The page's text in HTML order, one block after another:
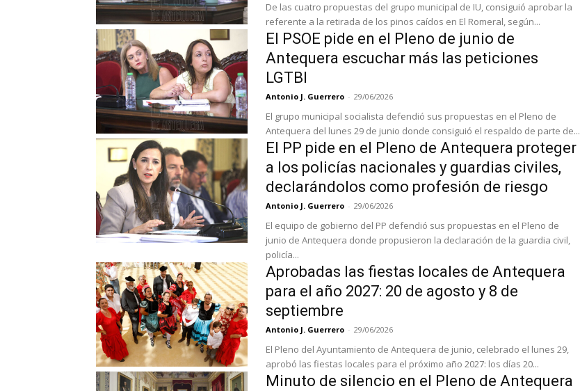
De las cuatro propuestas del grupo municipal de IU, consiguió aprobar la
referente a la retirada de los pinos caídos en El Romeral, según...
El PSOE pide en el Pleno de junio de
Antequera escuchar más las peticiones
LGTBI
Antonio J. Guerrero - 29/06/2026
El grupo municipal socialista defendió sus propuestas en el Pleno de
Antequera del lunes 29 de junio donde consiguió el respaldo de parte de...
El PP pide en el Pleno de Antequera proteger
a los policías nacionales y guardias civiles,
declarándolos como profesión de riesgo
Antonio J. Guerrero - 29/06/2026
El equipo de gobierno del PP defendió sus propuestas en el Pleno de
junio de Antequera donde propusieron la declaración de la guardia civil,
policía...
Aprobadas las fiestas locales de Antequera
para el año 2027: 20 de agosto y 8 de
septiembre
Antonio J. Guerrero - 29/06/2026
El Pleno del Ayuntamiento de Antequera de junio, celebrado el lunes 29,
aprobó las fiestas locales para el próximo año 2027: los días 20...
Minuto de silencio en el Pleno de Antequera